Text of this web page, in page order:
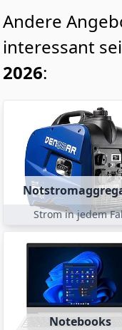
Andere
interessant
2026:
Strom in jedem
Notebooks